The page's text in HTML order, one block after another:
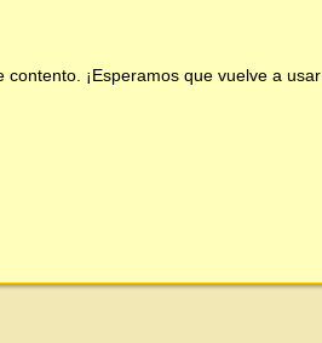
¡Esperamos que vuelve a usar